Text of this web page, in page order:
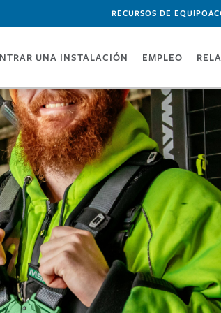
RECURSOS DE EQUIPO
UNA INSTALACIÓN EMPLEO